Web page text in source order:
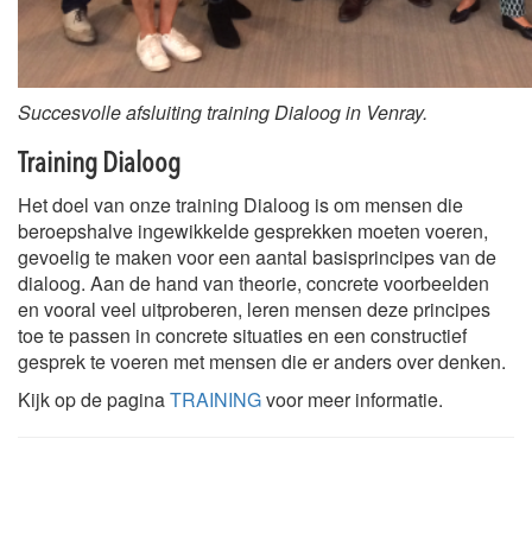
Succesvolle afsluiting training Dialoog in Venray.
Training Dialoog
Het doel van onze training Dialoog is om mensen die
beroepshalve ingewikkelde gesprekken moeten voeren,
gevoelig te maken voor een aantal basisprincipes van de
dialoog. Aan de hand van theorie, concrete voorbeelden
en vooral veel uitproberen, leren mensen deze principes
toe te passen in concrete situaties en een constructief
gesprek te voeren met mensen die er anders over denken.
Kijk op de paginaTRAININGvoor meer informatie.